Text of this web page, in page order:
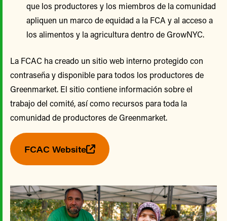
que los productores y los miembros de la comunidad
apliquen un marco de equidad a la FCA y al acceso a
los alimentos y la agricultura dentro de GrowNYC.
La FCAC ha creado un sitio web interno protegido con
contraseña y disponible para todos los productores de
Greenmarket. El sitio contiene información sobre el
trabajo del comité, así como recursos para toda la
comunidad de productores de Greenmarket.
FCAC Website